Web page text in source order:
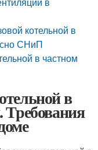
котельной в
СНиП
в частном
в
Требования